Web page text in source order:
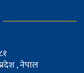
, नेपाल